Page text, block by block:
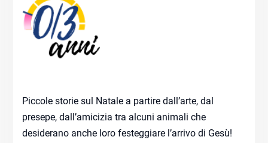
Piccole storie sul Natale a partire dall’arte, dal
presepe, dall’amicizia tra alcuni animali che
desiderano anche loro festeggiare l’arrivo di Gesù!